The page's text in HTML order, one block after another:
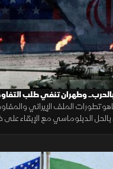
وطهران تنفي طلب
تطورات الملف الإيراني
الدبلوماسي مع الإبقاء على